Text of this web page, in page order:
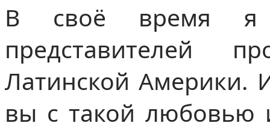
В своё время я
представителей
Латинской Америки.
вы с такой любовью